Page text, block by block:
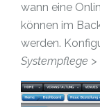
wann eine
können im
werden.
Systempflege